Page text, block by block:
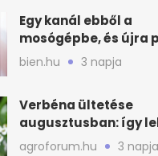
Egy kanál ebből a
mosógépbe, és újra
lesz a törölköző
bien.hu 3 napja
Verbéna ültetése
augusztusban: így
még idén virágos a
agroforum.hu 3 napja